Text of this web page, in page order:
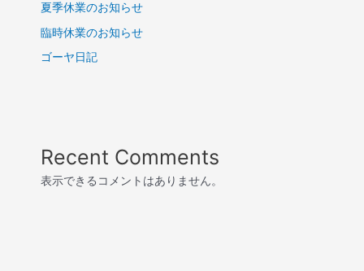
夏季休業のお知らせ
臨時休業のお知らせ
ゴーヤ日記
Recent Comments
表示できるコメントはありません。